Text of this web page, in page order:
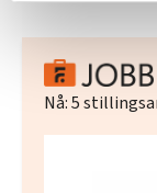
statistikk.
Vi deler bare
nettstedet med
Nå:5